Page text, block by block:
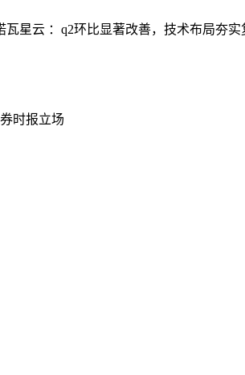
星云 ：q2环比显著改善，技术布局夯实
时报立场